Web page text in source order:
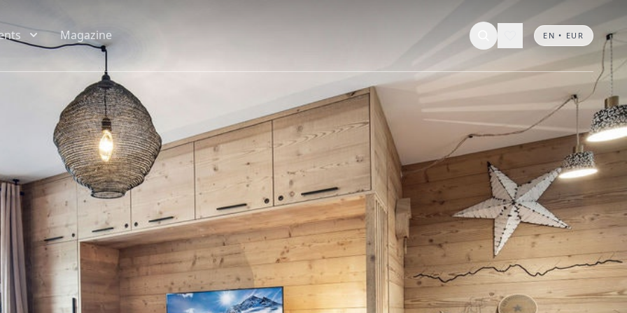
Magazine EN • EUR